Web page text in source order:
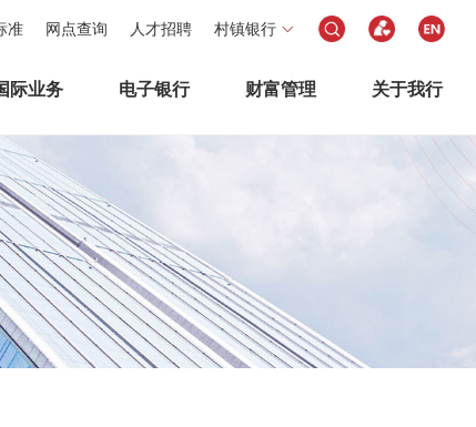
准 网点查询 人才招聘 村镇银行
际业务 电子银行 财富管理 关于我行